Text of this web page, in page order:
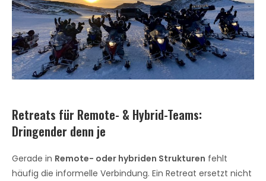
Retreats für Remote- & Hybrid-Teams:
Dringender denn je
Gerade in Remote- oder hybriden Strukturen fehlt
häufig die informelle Verbindung. Ein Retreat ersetzt nicht